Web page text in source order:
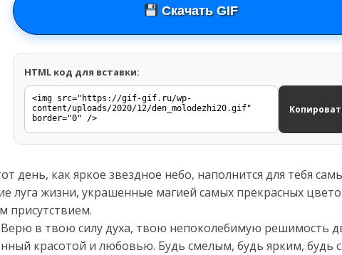
Скачать GIF
HTML код для вставки:
день, как яркое звездное небо, наполнится для тебя
луга жизни, украшенные магией самых прекрасных
присутствием.
в твою силу духа, твою непоколебимую решимость
красотой и любовью. Будь смелым, будь ярким, будь